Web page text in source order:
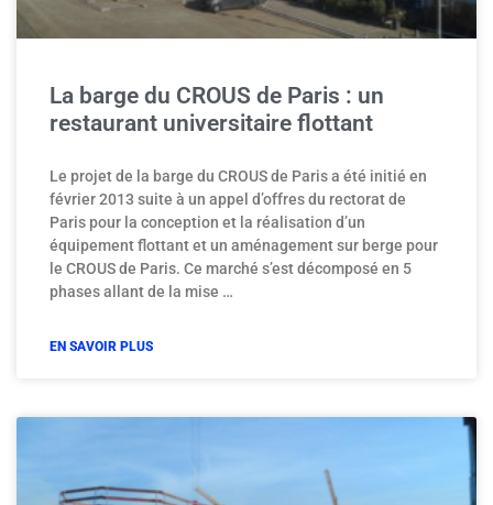
La barge du CROUS de Paris : un
restaurant universitaire flottant
Le projet de la barge du CROUS de Paris a été initié en
février 2013 suite à un appel d’offres du rectorat de
Paris pour la conception et la réalisation d’un
équipement flottant et un aménagement sur berge pour
le CROUS de Paris. Ce marché s’est décomposé en 5
phases allant de la mise …
EN SAVOIR PLUS